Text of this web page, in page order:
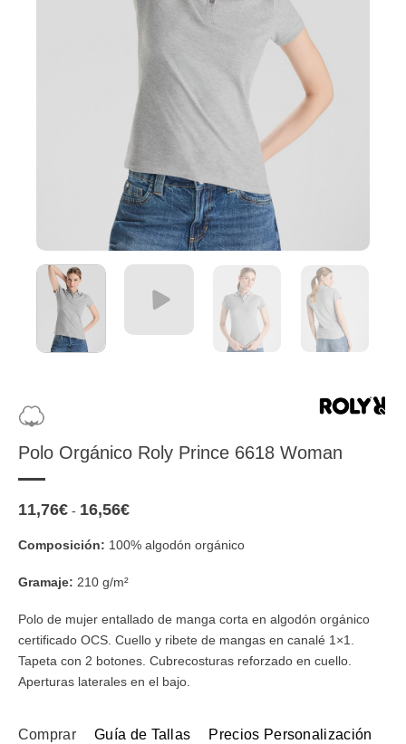
Polo Orgánico Roly Prince 6618 Woman
11,76€ - 16,56€Rango
desde
16,56€
Composición: 100% algodón orgánico
Gramaje: 210 g/m²
Polo de mujer entallado de manga corta en algodón orgánico
certificado OCS. Cuello y ribete de mangas en canalé 1×1.
Tapeta con 2 botones. Cubrecosturas reforzado en cuello.
Aperturas laterales en el bajo.
Comprar Guía de Tallas Precios Personalización